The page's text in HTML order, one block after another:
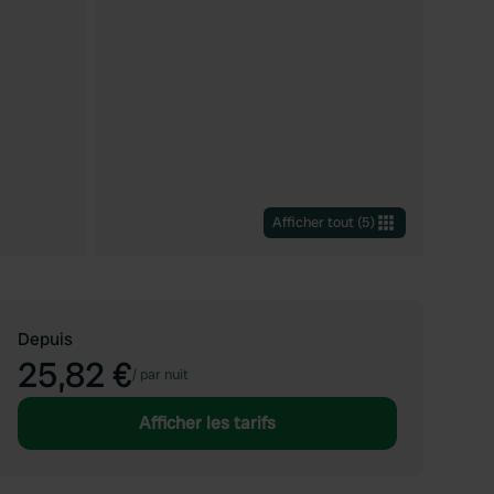
Afficher tout (5)
Depuis
25,82 €/ par nuit
Afficher les tarifs